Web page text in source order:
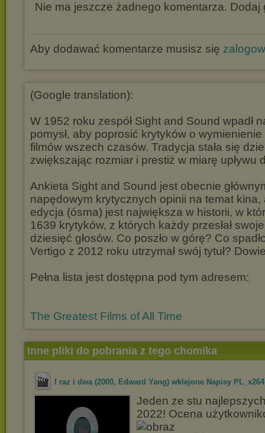
Nie ma jeszcze żadnego komentarza. Dodaj
Aby dodawać komentarze musisz się
(Google translation):
W 1952 roku zespół Sight and Sound wpadł
pomysł, aby poprosić krytyków o
filmów wszech czasów. Tradycja stała się
zwiększając rozmiar i prestiż w miarę upływu
Ankieta Sight and Sound jest obecnie
napędowym krytycznych opinii na temat kina,
edycja (ósma) jest największa w historii, w
1639 krytyków, z których każdy przesłał
dziesięć głosów. Co poszło w górę? Co
Vertigo z 2012 roku utrzymał swój tytuł?
Pełna lista jest dostępna pod tym adresem:
The Greatest Films of All Time
Inne pliki do pobrania z tego chomika
I raz i dwa (2000, Edward Yang) wklejone Napisy PL_x264
Jeden ze stu
2022! Ocena